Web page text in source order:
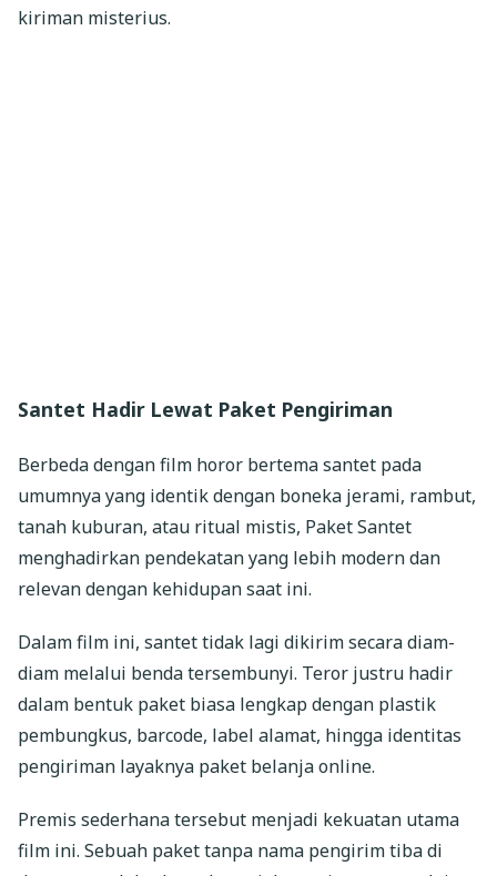
kiriman misterius.
Santet Hadir Lewat Paket Pengiriman
Berbeda dengan film horor bertema santet pada
umumnya yang identik dengan boneka jerami, rambut,
tanah kuburan, atau ritual mistis, Paket Santet
menghadirkan pendekatan yang lebih modern dan
relevan dengan kehidupan saat ini.
Dalam film ini, santet tidak lagi dikirim secara diam-
diam melalui benda tersembunyi. Teror justru hadir
dalam bentuk paket biasa lengkap dengan plastik
pembungkus, barcode, label alamat, hingga identitas
pengiriman layaknya paket belanja online.
Premis sederhana tersebut menjadi kekuatan utama
film ini. Sebuah paket tanpa nama pengirim tiba di